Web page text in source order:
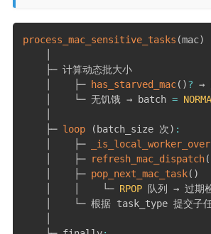
process_mac_sensitive_tasks (mac)
    ├─ 计算动态批大小
    │    ├─
has_starved_mac( )? →
    │    └─ 无饥饿 → batch
=
    ├─
loop ( batch_size 次) :
    │    ├─
    │    ├─
refresh_mac_dispatch(
    │    ├─
pop_next_mac_task( )
    │    │    └─
RPOP 队列 → 过期
│    └─ 根据 task_type 提交子任